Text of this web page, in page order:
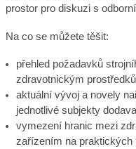
prostor pro diskuzi s
Na co se můžete těšit:
přehled požadavků
zdravotnickým
aktuální vývoj a novely
jednotlivé subjekty
vymezení hranic mezi
zařízením na praktických